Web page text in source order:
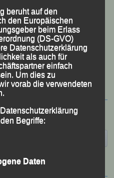
01.08.2026
01.08.2026
25.07.2026
beruht auf den
den Europäischen
beim Erlass
(DS-GVO)
Datenschutzerklärung
als auch für
einfach
Um dies zu
vorab die verwendeten
Begriffe:
Daten